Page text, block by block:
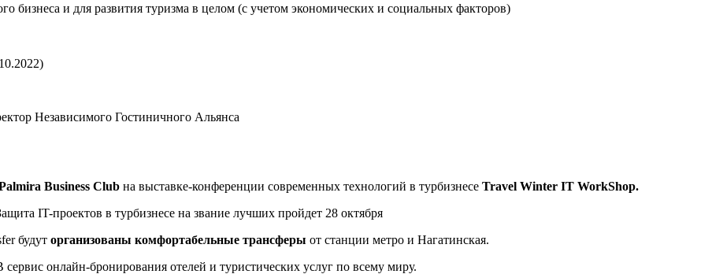
бизнеса и для развития туризма в целом (с учетом экономических и социальных факторов)
Независимого Гостиничного Альянса
Business Club на выставке-конференции современных технологий в турбизнесе Travel Winter IT WorkShop.
будут организованы комфортабельные трансферы от станции метро и Нагатинская.
сервис онлайн-бронирования отелей и туристических услуг по всему миру.